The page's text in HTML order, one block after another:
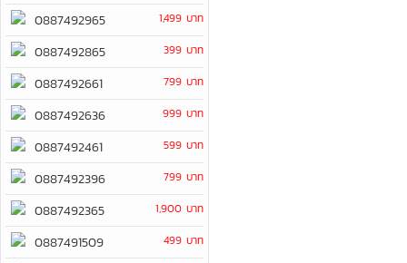
0887492965 1,499 บาท
0887492865 399 บาท
0887492661 799 บาท
0887492636 999 บาท
0887492461 599 บาท
0887492396 799 บาท
0887492365 1,900 บาท
0887491509 499 บาท